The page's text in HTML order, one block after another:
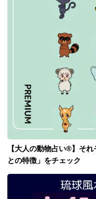
【大人の動物占い®】そ
との特徴」をチェック